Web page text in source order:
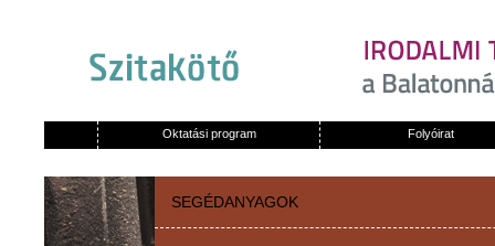
Oktatási program Folyóirat
SEGÉDANYAGOK